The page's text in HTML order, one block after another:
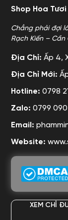
Shop Hoa
Chẳng phải đợi
Rạch Kiến –
Địa Chỉ: Ấp 4,
Địa Chỉ Mới:
Hotline: 0798
Zalo: 0799
Email:
Website:
XEM CHỈ